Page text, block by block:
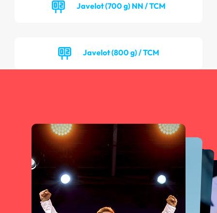
Javelot (700 g) NN / TCM
Javelot (800 g) / TCM